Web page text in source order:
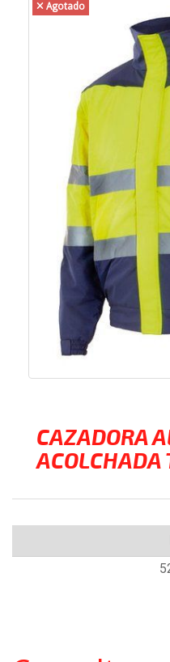
Agotado
CAZADORA
ACOLCHADA